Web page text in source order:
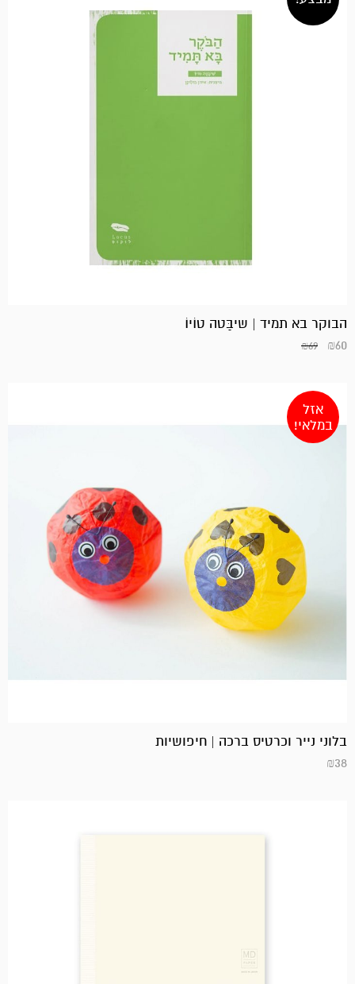
הבוקר בא תמיד | שיבַּטה טוֹיוֹ
₪69 ₪60
אזל
במלאי!
בלוני נייר וכרטיס ברכה | חיפושיות
₪38